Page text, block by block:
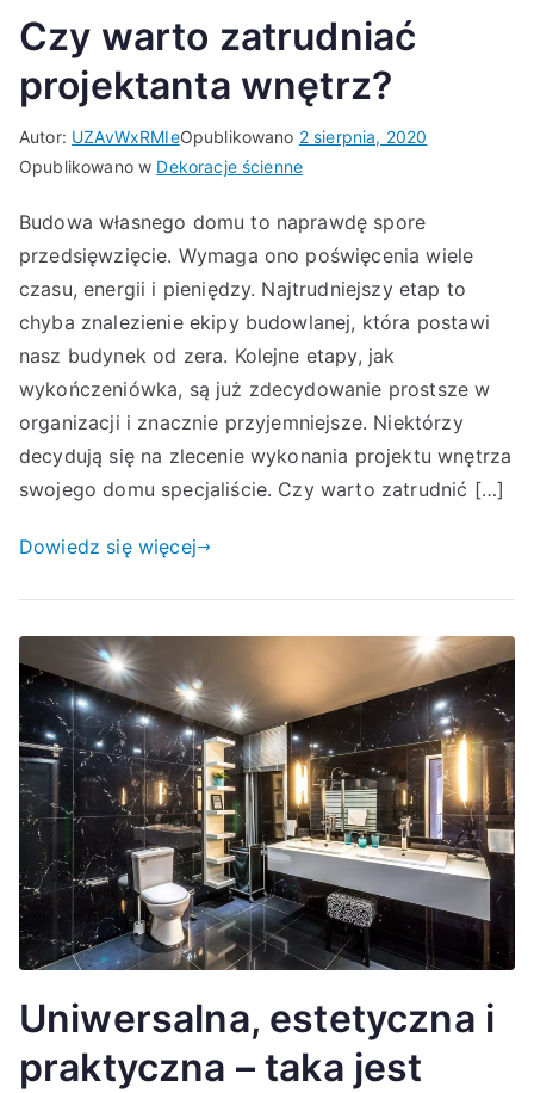
Czy warto zatrudniać
projektanta wnętrz?
Autor: UZAvWxRMIeOpublikowano 2 sierpnia, 2020
Opublikowano w Dekoracje ścienne
Budowa własnego domu to naprawdę spore
przedsięwzięcie. Wymaga ono poświęcenia wiele
czasu, energii i pieniędzy. Najtrudniejszy etap to
chyba znalezienie ekipy budowlanej, która postawi
nasz budynek od zera. Kolejne etapy, jak
wykończeniówka, są już zdecydowanie prostsze w
organizacji i znacznie przyjemniejsze. Niektórzy
decydują się na zlecenie wykonania projektu wnętrza
swojego domu specjaliście. Czy warto zatrudnić […]
Dowiedz się więcej
Uniwersalna, estetyczna i
praktyczna – taka jest